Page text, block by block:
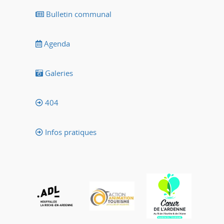
Bulletin communal
Agenda
Galeries
404
Infos pratiques